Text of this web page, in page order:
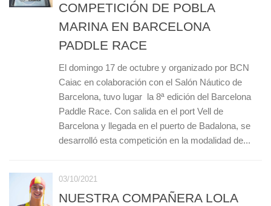
COMPETICIÓN DE POBLA
MARINA EN BARCELONA
PADDLE RACE
El domingo 17 de octubre y organizado por BCN
Caiac en colaboración con el Salón Náutico de
Barcelona, tuvo lugar la 8ª edición del Barcelona
Paddle Race. Con salida en el port Vell de
Barcelona y llegada en el puerto de Badalona, se
desarrolló esta competición en la modalidad de...
03/10/2021
NUESTRA COMPAÑERA LOLA